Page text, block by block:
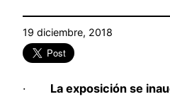
19 diciembre, 2018
· La exposición se